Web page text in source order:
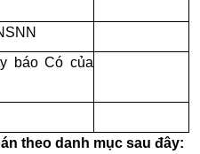
báo Có của
theo danh mục sau đây: